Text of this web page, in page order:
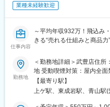
品質保証課は現在5名所属
20代1名、30代2名、50代2
ができる環境です。
■魅力ポイント：
(1)課内で助ける/助けられ
題をこなしています。
その環境の中でチャレン
業種未経験歓迎
仕事内容
～平均年収932万！飛込み
きる“売れる仕組みと商品力
＼おすすめポイント／
・年間1万棟超の引き渡し
・CMで集客力◎飛び込み
・平均年収932万！インセ
・充実のOJT＆誰でも売れ
ー可能＆ほぼ全員目標達成
勤務地
＜勤務地詳細＞武豊店住
地 受動喫煙対策：屋内全
【最寄り駅】
上ゲ駅、東成岩駅、青山駅